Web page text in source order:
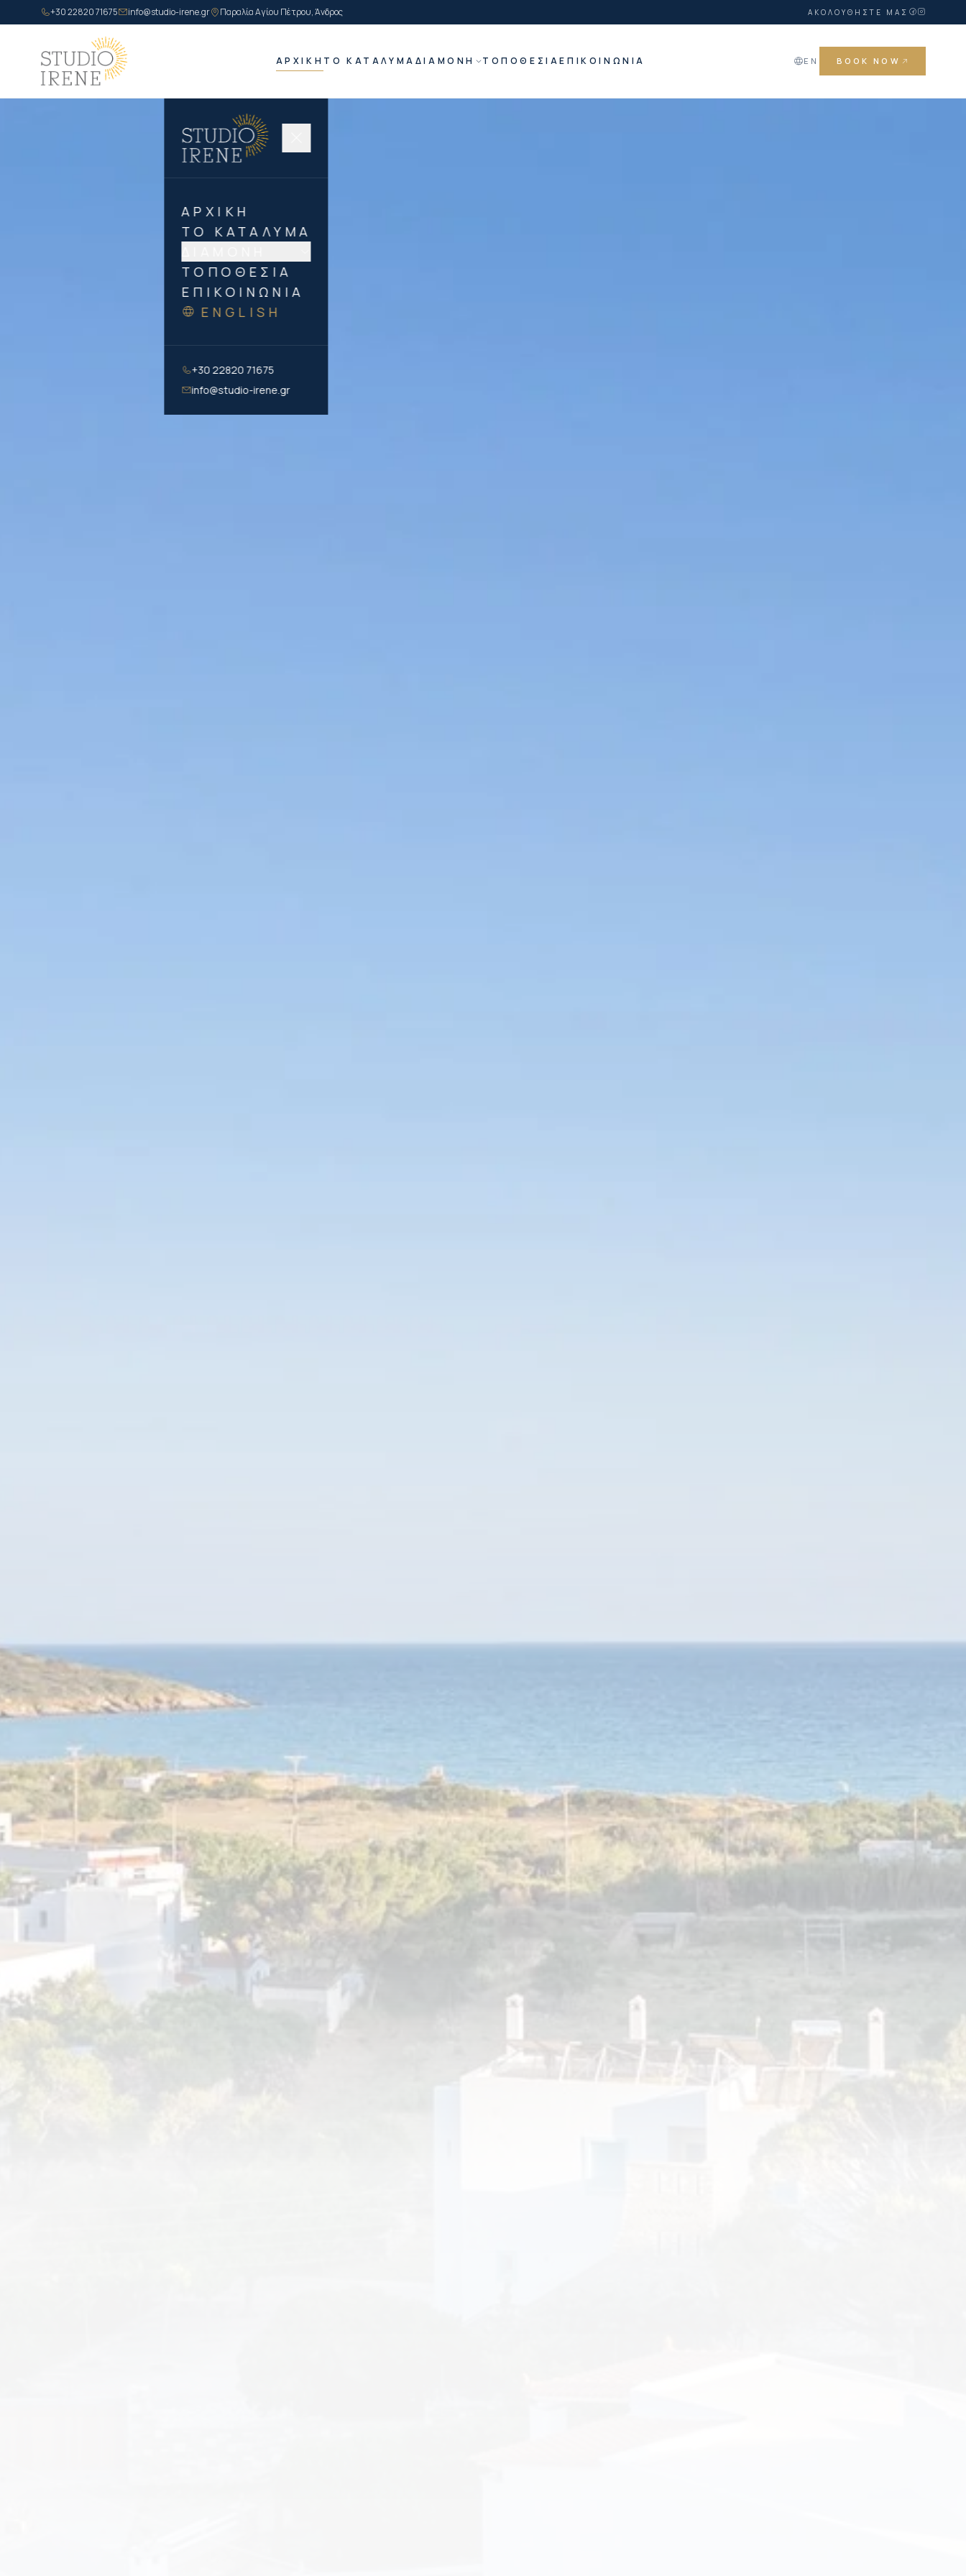
+30 22820 71675 info@studio-irene.gr Παραλία Αγίου Πέτρου, Άνδρος ΑΚΟΛΟΥΘΉΣΤΕ ΜΑΣ
ΑΡΧΙΚΉ ΤΟ ΚΑΤΆΛΥΜΑ ΔΙΑΜΟΝΉ ΤΟΠΟΘΕΣΊΑΕΠΙΚΟΙΝΩΝΊΑ EN BOOK NOW
ΑΡΧΙΚΉ
ΤΟ ΚΑΤΆΛΥΜΑ
ΤΟΠΟΘΕΣΊΑ
ΕΠΙΚΟΙΝΩΝΊΑ
ENGLISH
+30 22820 71675
info@studio-irene.gr